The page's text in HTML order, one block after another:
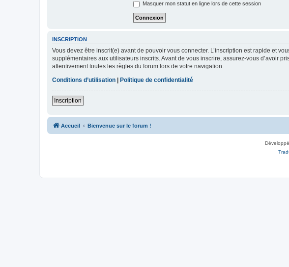
Masquer mon statut en ligne lors de cette session
INSCRIPTION
Vous devez être inscrit(e) avant de pouvoir vous connecter. L’inscription est rapide et
supplémentaires aux utilisateurs inscrits. Avant de vous inscrire, assurez-vous d’avoir
attentivement toutes les règles du forum lors de votre navigation.
Conditions d’utilisation
Politique de confidentialité
Inscription
Accueil Bienvenue sur le forum !